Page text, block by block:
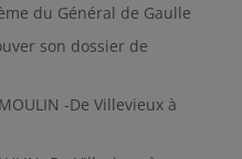
du Général de Gaulle
son dossier de
-De Villevieux à